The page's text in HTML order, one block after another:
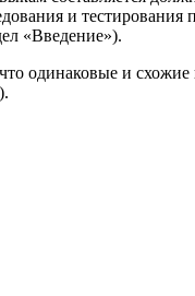
и
«Введение»).
одинаковые и